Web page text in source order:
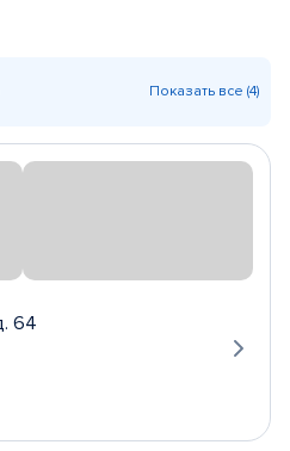
Показать все (4)
64